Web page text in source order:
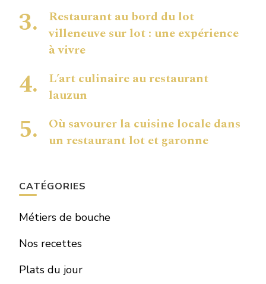
Restaurant au bord du lot
villeneuve sur lot : une expérience
à vivre
L’art culinaire au restaurant
lauzun
Où savourer la cuisine locale dans
un restaurant lot et garonne
CATÉGORIES
Métiers de bouche
Nos recettes
Plats du jour